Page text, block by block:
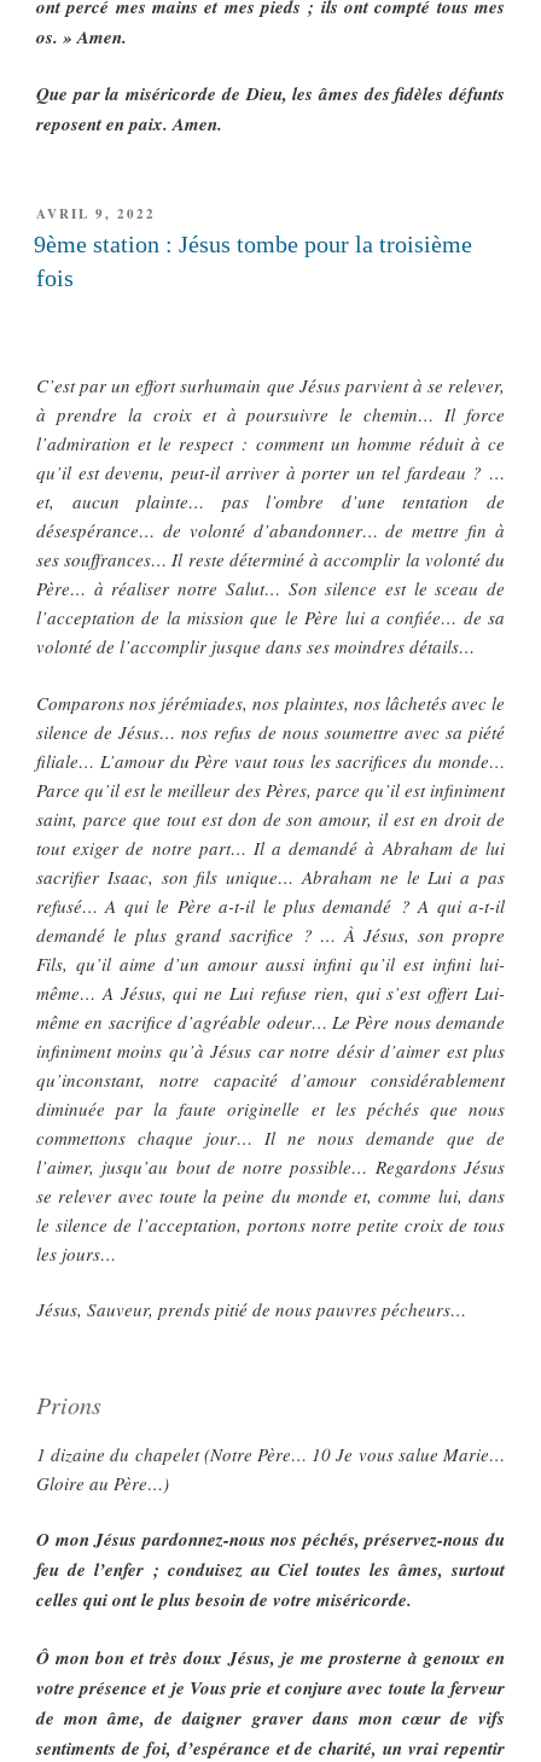
ont percé mes mains et mes pieds ; ils ont compté tous mes
os. » Amen.
Que par la miséricorde de Dieu, les âmes des fidèles défunts
reposent en paix. Amen.
PUBLIÉ
LE
AVRIL 9, 2022
9ème station : Jésus tombe pour la troisième
fois
C’est par un effort surhumain que Jésus parvient à se relever,
à prendre la croix et à poursuivre le chemin… Il force
l’admiration et le respect : comment un homme réduit à ce
qu’il est devenu, peut-il arriver à porter un tel fardeau ? …
et, aucun plainte… pas l’ombre d’une tentation de
désespérance… de volonté d’abandonner… de mettre fin à
ses souffrances… Il reste déterminé à accomplir la volonté du
Père… à réaliser notre Salut… Son silence est le sceau de
l’acceptation de la mission que le Père lui a confiée… de sa
volonté de l’accomplir jusque dans ses moindres détails…
Comparons nos jérémiades, nos plaintes, nos lâchetés avec le
silence de Jésus… nos refus de nous soumettre avec sa piété
filiale… L’amour du Père vaut tous les sacrifices du monde…
Parce qu’il est le meilleur des Pères, parce qu’il est infiniment
saint, parce que tout est don de son amour, il est en droit de
tout exiger de notre part… Il a demandé à Abraham de lui
sacrifier Isaac, son fils unique… Abraham ne le Lui a pas
refusé… A qui le Père a-t-il le plus demandé ? A qui a-t-il
demandé le plus grand sacrifice ? … À Jésus, son propre
Fils, qu’il aime d’un amour aussi infini qu’il est infini lui-
même… A Jésus, qui ne Lui refuse rien, qui s’est offert Lui-
même en sacrifice d’agréable odeur… Le Père nous demande
infiniment moins qu’à Jésus car notre désir d’aimer est plus
qu’inconstant, notre capacité d’amour considérablement
diminuée par la faute originelle et les péchés que nous
commettons chaque jour… Il ne nous demande que de
l’aimer, jusqu’au bout de notre possible… Regardons Jésus
se relever avec toute la peine du monde et, comme lui, dans
le silence de l’acceptation, portons notre petite croix de tous
les jours…
Jésus, Sauveur, prends pitié de nous pauvres pécheurs…
Prions
1 dizaine du chapelet (Notre Père… 10 Je vous salue Marie…
Gloire au Père…)
O mon Jésus pardonnez-nous nos péchés, préservez-nous du
feu de l’enfer ; conduisez au Ciel toutes les âmes, surtout
celles qui ont le plus besoin de votre miséricorde.
Ô mon bon et très doux Jésus, je me prosterne à genoux en
votre présence et je Vous prie et conjure avec toute la ferveur
de mon âme, de daigner graver dans mon cœur de vifs
sentiments de foi, d’espérance et de charité, un vrai repentir